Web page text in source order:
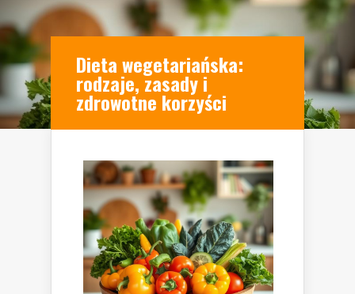
Dieta wegetariańska:
rodzaje, zasady i
zdrowotne korzyści